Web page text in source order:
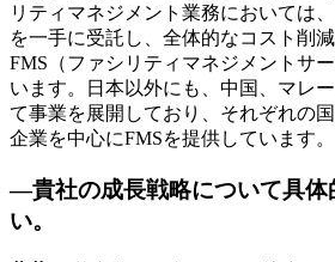
リティマネジメント業務においては
を一手に受託し、全体的なコスト削
FMS（ファシリティマネジメントサ
います。日本以外にも、中国、マレ
て事業を展開しており、それぞれの
企業を中心にFMSを提供しています。
―貴社の成長戦略について具体
い。